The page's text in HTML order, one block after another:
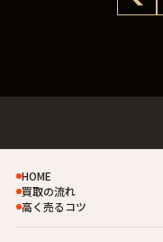
HOME
買取の流れ
高く売るコツ